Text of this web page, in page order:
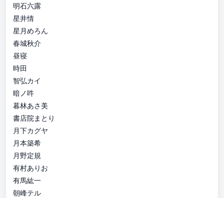
明石六露
星井情
星月めろん
春城秋介
昼寝
時田
智弘カイ
暗ノ吽
暮林あさ美
書店院まとり
月下カグヤ
月本築希
月野定規
有村ありお
有馬紘一
朝峰テル